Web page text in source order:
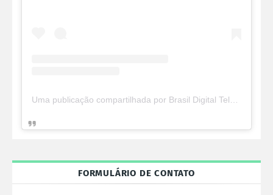
FORMULÁRIO DE CONTATO